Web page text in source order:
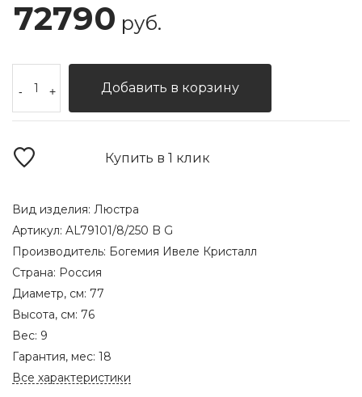
72790 руб.
- + Добавить в корзину
Купить в 1 клик
Вид изделия: Люстра
Артикул: AL79101/8/250 B G
Производитель: Богемия Ивеле Кристалл
Страна: Россия
Диаметр, см: 77
Высота, см: 76
Вес: 9
Гарантия, мес: 18
Все характеристики